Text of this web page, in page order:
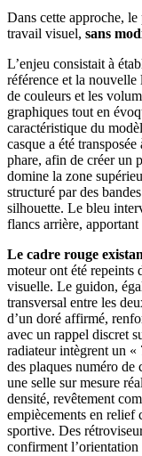
Dans cette approche,
travail visuel, sans
L’enjeu consistait à
référence et la
de couleurs et les
graphiques tout en
caractéristique du
casque a été
phare, afin de créer un
domine la zone
structuré par des
silhouette. Le bleu
flancs arrière,
Le cadre rouge
moteur ont été repeints
visuelle. Le guidon,
transversal entre les
d’un doré affirmé,
avec un rappel discret
radiateur intègrent un «
des plaques numéro de
une selle sur mesure
densité, revêtement
empiècements en relief
sportive. Des
confirment